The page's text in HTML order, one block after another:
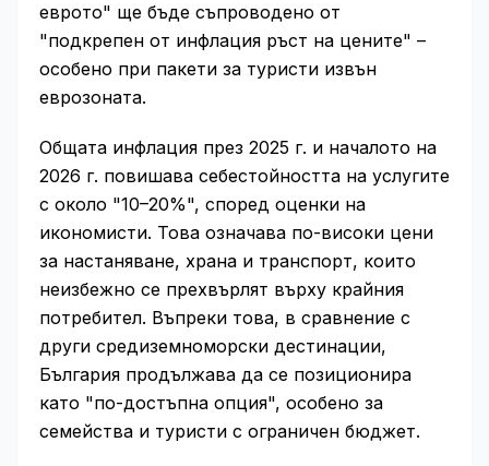
еврото" ще бъде съпроводено от
"подкрепен от инфлация ръст на цените" –
особено при пакети за туристи извън
еврозоната.
Общата инфлация през 2025 г. и началото на
2026 г. повишава себестойността на услугите
с около "10–20%", според оценки на
икономисти. Това означава по-високи цени
за настаняване, храна и транспорт, които
неизбежно се прехвърлят върху крайния
потребител. Въпреки това, в сравнение с
други средиземноморски дестинации,
България продължава да се позиционира
като "по-достъпна опция", особено за
семейства и туристи с ограничен бюджет.